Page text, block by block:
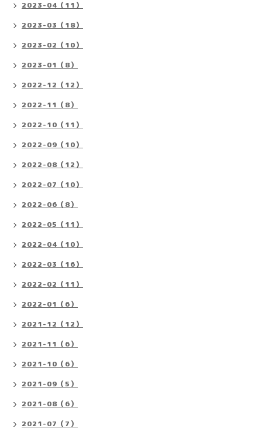
2023-04（11）
2023-03（18）
2023-02（10）
2023-01（8）
2022-12（12）
2022-11（8）
2022-10（11）
2022-09（10）
2022-08（12）
2022-07（10）
2022-06（8）
2022-05（11）
2022-04（10）
2022-03（16）
2022-02（11）
2022-01（6）
2021-12（12）
2021-11（6）
2021-10（6）
2021-09（5）
2021-08（6）
2021-07（7）